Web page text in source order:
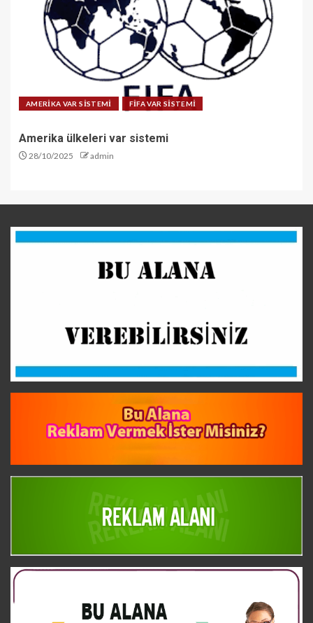
AMERİKA VAR SİSTEMİ FİFA VAR SİSTEMİ
Amerika ülkeleri var sistemi
28/10/2025 admin